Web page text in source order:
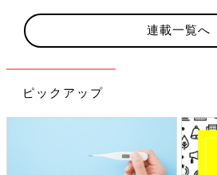
半谷 アンケート結果を見る限りでは
も同じような傾向にあるのではないか
うか。
半谷 新型コロナによって行きたいと
会えないなどの制約が多く、保護者自
いことが大きな要因だと思います。コ
連載一覧へ
ピックアップ